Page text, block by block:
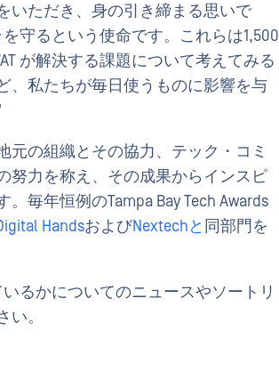
いただき、身の引き締まる思いで
守るという使命です。これらは1,500
が解決する課題について考えてみる
、私たちが毎日使うものに影響を与
の組織とその協力、テック・コミ
努力を称え、その成果からインスピ
毎年恒例のTampa Bay Tech Awards
HandsおよびNextechと 同部門を
るかについてのニュースやソートリ
い。